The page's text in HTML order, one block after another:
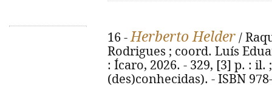
16 -Herberto Helder /
Rodrigues ; coord. Luís
: Ícaro, 2026. - 329, [3] p. : il.
(des)conhecidas). - ISBN